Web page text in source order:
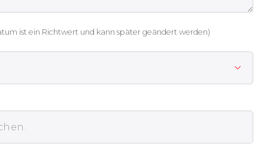
ist ein Richtwert und kann später geändert werden)